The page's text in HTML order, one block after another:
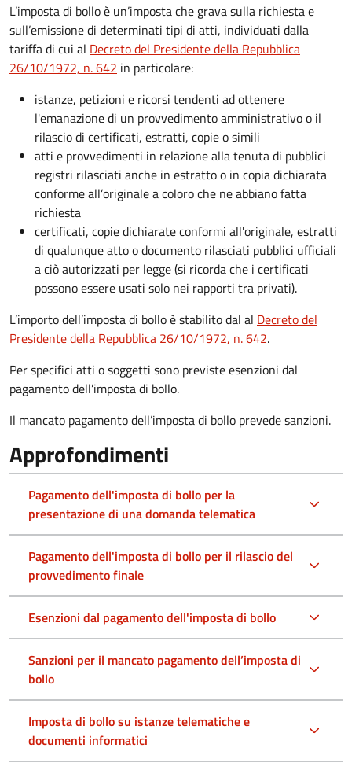
L’imposta di bollo è un’imposta che grava sulla richiesta e
sull’emissione di determinati tipi di atti, individuati dalla
tariffa di cui al Decreto del Presidente della Repubblica
26/10/1972, n. 642 in particolare:
istanze, petizioni e ricorsi tendenti ad ottenere
l'emanazione di un provvedimento amministrativo o il
rilascio di certificati, estratti, copie o simili
atti e provvedimenti in relazione alla tenuta di pubblici
registri rilasciati anche in estratto o in copia dichiarata
conforme all’originale a coloro che ne abbiano fatta
richiesta
certificati, copie dichiarate conformi all'originale, estratti
di qualunque atto o documento rilasciati pubblici ufficiali
a ciò autorizzati per legge (si ricorda che i certificati
possono essere usati solo nei rapporti tra privati).
L’importo dell’imposta di bollo è stabilito dal al Decreto del
Presidente della Repubblica 26/10/1972, n. 642.
Per specifici atti o soggetti sono previste esenzioni dal
pagamento dell’imposta di bollo.
Il mancato pagamento dell’imposta di bollo prevede sanzioni.
Approfondimenti
Pagamento dell'imposta di bollo per la
presentazione di una domanda telematica
Pagamento dell'imposta di bollo per il rilascio del
provvedimento finale
Esenzioni dal pagamento dell'imposta di bollo
Sanzioni per il mancato pagamento dell’imposta di
bollo
Imposta di bollo su istanze telematiche e
documenti informatici